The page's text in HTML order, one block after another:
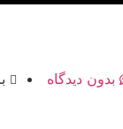
بدون دیدگاه